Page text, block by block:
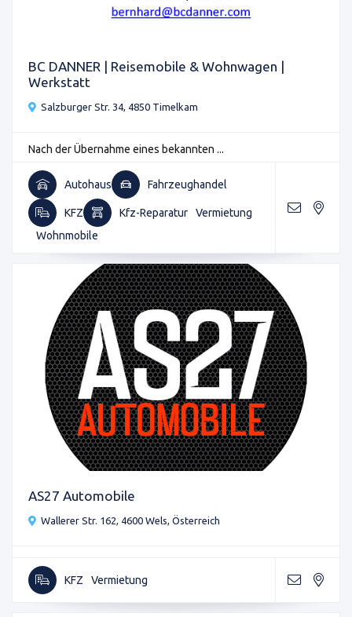
BC DANNER | Reisemobile & Wohnwagen |
Werkstatt
Salzburger Str. 34, 4850 Timelkam
Nach der Übernahme eines bekannten ...
Autohaus Fahrzeughandel
KFZ Kfz-Reparatur
Vermietung
Wohnmobile
AS27 Automobile
Wallerer Str. 162, 4600 Wels, Österreich
KFZ Vermietung